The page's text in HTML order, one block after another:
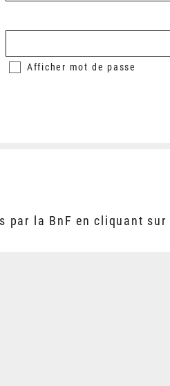
Afficher mot de passe
par la BnF en cliquant sur